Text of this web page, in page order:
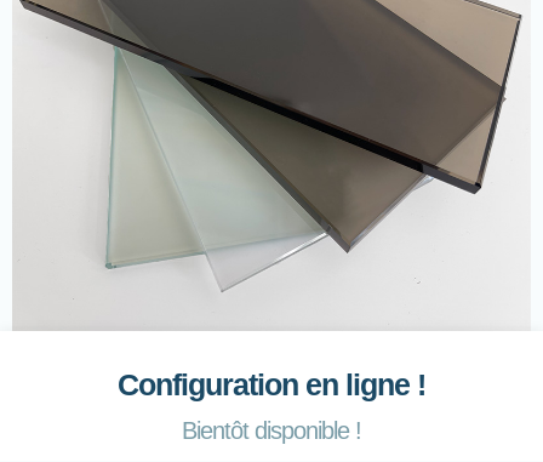
Configuration en ligne !
Bientôt disponible !